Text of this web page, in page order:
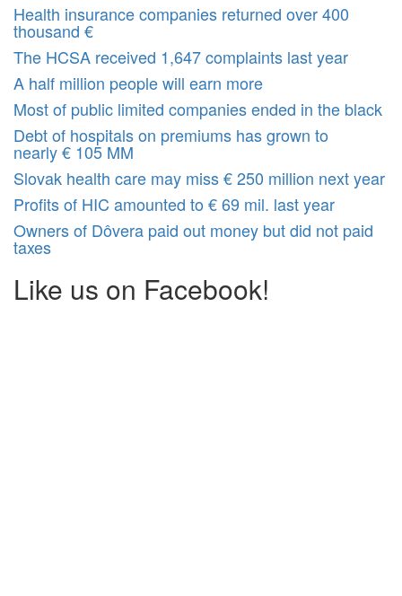
Health insurance companies returned over 400
thousand €
The HCSA received 1,647 complaints last year
A half million people will earn more
Most of public limited companies ended in the black
Debt of hospitals on premiums has grown to
nearly € 105 MM
Slovak health care may miss € 250 million next year
Profits of HIC amounted to € 69 mil. last year
Owners of Dôvera paid out money but did not paid
taxes
Like us on Facebook!